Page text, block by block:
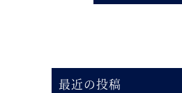
最近の投稿